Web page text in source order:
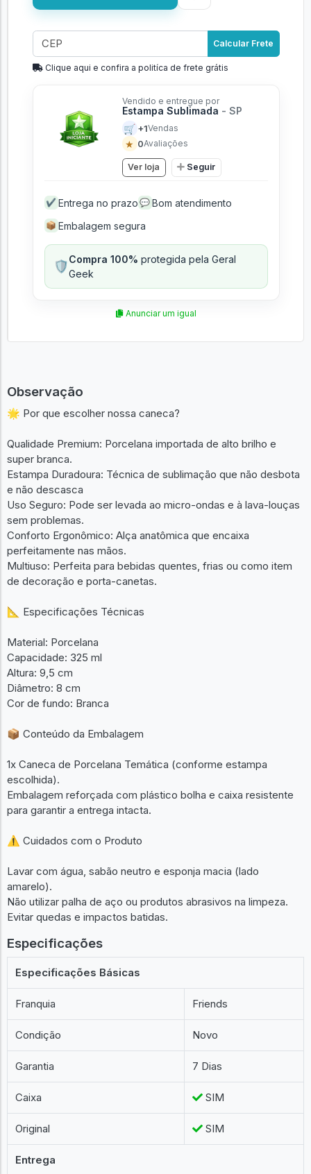
Calcular Frete
Clique aqui e confira a politíca de frete grátis
Vendido e entregue por
Estampa Sublimada - SP
🛒 +1Vendas
★ 0Avaliações
Ver loja Seguir
✔ Entrega no prazo 💬 Bom atendimento
📦 Embalagem segura
🛡️Compra 100% protegida pela Geral
Geek
Anunciar um igual
Observação
🌟 Por que escolher nossa caneca?
Qualidade Premium: Porcelana importada de alto brilho e
super branca.
Estampa Duradoura: Técnica de sublimação que não desbota
e não descasca
Uso Seguro: Pode ser levada ao micro-ondas e à lava-louças
sem problemas.
Conforto Ergonômico: Alça anatômica que encaixa
perfeitamente nas mãos.
Multiuso: Perfeita para bebidas quentes, frias ou como item
de decoração e porta-canetas.
📐 Especificações Técnicas
Material: Porcelana
Capacidade: 325 ml
Altura: 9,5 cm
Diâmetro: 8 cm
Cor de fundo: Branca
📦 Conteúdo da Embalagem
1x Caneca de Porcelana Temática (conforme estampa
escolhida).
Embalagem reforçada com plástico bolha e caixa resistente
para garantir a entrega intacta.
⚠️ Cuidados com o Produto
Lavar com água, sabão neutro e esponja macia (lado
amarelo).
Não utilizar palha de aço ou produtos abrasivos na limpeza.
Evitar quedas e impactos batidas.
Especificações
Especificações Básicas
Franquia Friends
Condição Novo
Garantia 7 Dias
Caixa SIM
Original SIM
Entrega